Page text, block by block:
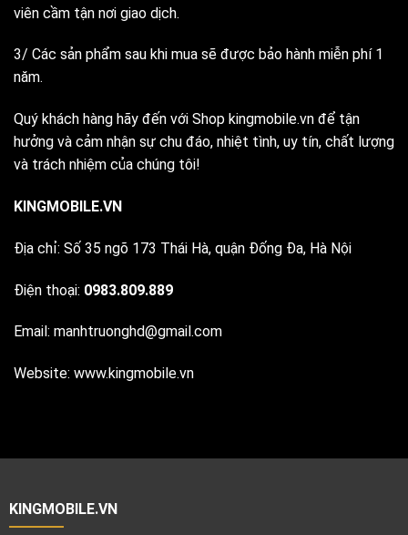
viên cầm tận nơi giao dịch.
3/ Các sản phẩm sau khi mua sẽ được bảo hành miễn phí 1
năm.
Quý khách hàng hãy đến với Shop kingmobile.vn để tận
hưởng và cảm nhận sự chu đáo, nhiệt tình, uy tín, chất lượng
và trách nhiệm của chúng tôi!
KINGMOBILE.VN
Địa chỉ: Số 35 ngõ 173 Thái Hà, quận Đống Đa, Hà Nội
Điện thoại: 0983.809.889
Email: manhtruonghd@gmail.com
Website: www.kingmobile.vn
KINGMOBILE.VN